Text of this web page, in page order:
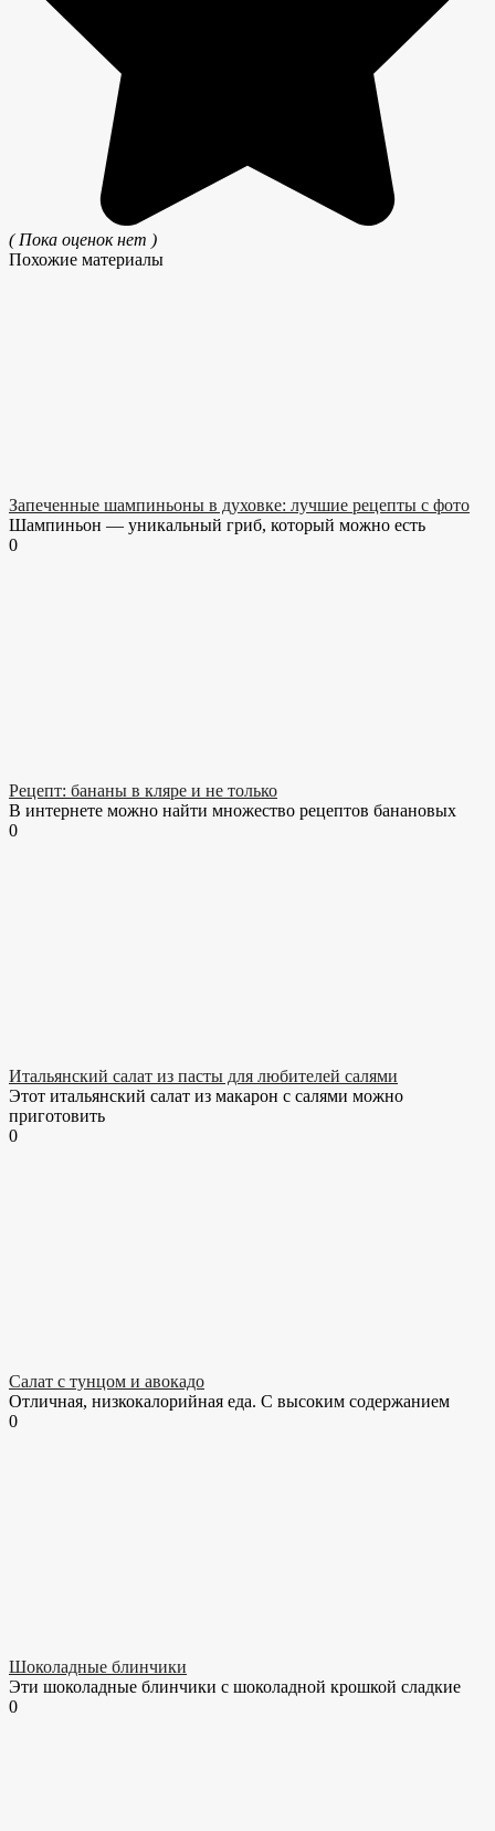
( Пока оценок нет )
Похожие материалы
Запеченные шампиньоны в духовке: лучшие рецепты с фото
Шампиньон — уникальный гриб, который можно есть
0
Рецепт: бананы в кляре и не только
В интернете можно найти множество рецептов банановых
0
Итальянский салат из пасты для любителей салями
Этот итальянский салат из макарон с салями можно
приготовить
0
Салат с тунцом и авокадо
Отличная, низкокалорийная еда. С высоким содержанием
0
Шоколадные блинчики
Эти шоколадные блинчики с шоколадной крошкой сладкие
0